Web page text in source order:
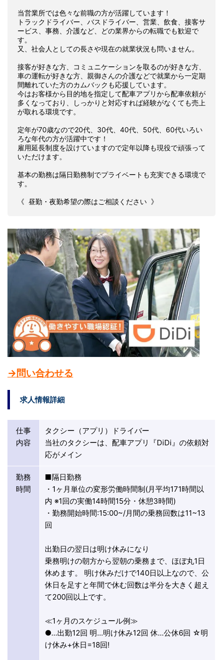
当営業所では色々な前職の方が活躍しています！
トラックドライバー、バスドライバー、営業、飲食、接客サ
ービス、事務、介護など、どの業界からの転職でも歓迎で
す。
又、社会人としての長さや現在の就業状況も問いません。
接客が好きな方、コミュニケーションを取るのが好きな方、
車の運転が好きな方、親御さんの介護などで就業から一定期
間離れていた方のカムバックも応援しています。
今はお客様から目的地を指定して配車アプリから配車依頼が
多くなっており、しっかりと対応すれば経験がなくても売上
が取れる環境です。
定年が70歳なので20代、30代、40代、50代、60代いろい
ろな年代の方が活躍中です！
雇用延長制度を設けていますので定年以降も現役で頑張って
いただけます。
基本の勤務は隔日勤務制でプライベートも充実できる環境で
す。
《 昼勤・夜勤希望の際はご相談ください 》
→問い合わせる
求人情報詳細
仕事
内容
タクシー（アプリ）ドライバー
当社のタクシーは、配車アプリ『DiDi』の依頼対
応がメイン
勤務
時間
■隔日勤務
・1ヶ月単位の変形労働時間制(月平均171時間以
内 ※1回の実働14時間15分・休憩3時間)
・勤務開始時間:15:00~/月間の乗務回数は11~13
回
出勤日の翌日は明け休みになり
乗務明けの朝方から翌朝の乗務まで、ほぼ丸1日
休めます。 明け休みだけで140日以上なので、公
休日を足すと年間で休む回数は半分を大きく超え
て200回以上です。
≪1ヶ月のスケジュール例≫
●...出勤12回 明...明け休み12回 休...公休6回 ☆明
け休み+休日=18回!